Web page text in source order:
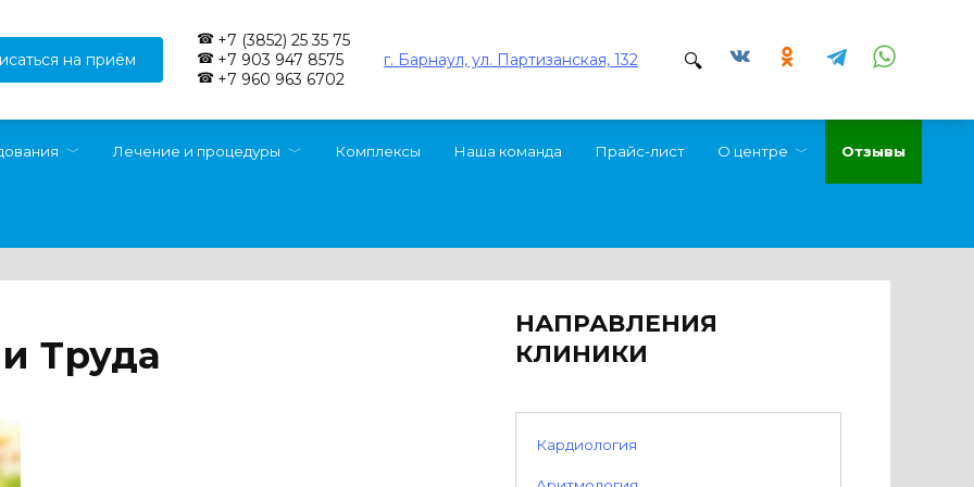
на приём
+7 (3852) 25 35 75
+7 903 947 8575
+7 960 963 6702
г. Барнаул, ул. Партизанская, 132
Лечение и процедуры Комплексы Наша команда Прайс-лист О центре Отзывы
Труда
НАПРАВЛЕНИЯ
КЛИНИКИ
Кардиология